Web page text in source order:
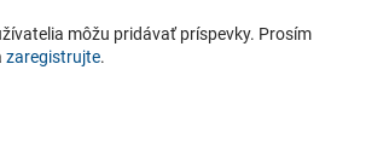
môžu pridávať príspevky. Prosím
zaregistrujte.